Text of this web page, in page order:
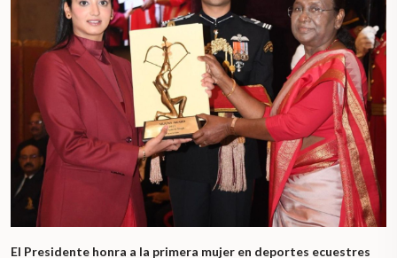
El Presidente honra a la primera mujer en deportes ecuestres